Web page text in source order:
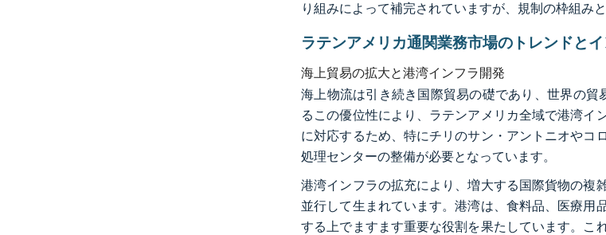
り組みによって補完されていますが、規制の枠組み
ラテンアメリカ通関業務市場のトレンドと
海上貿易の拡大と港湾インフラ開発
海上物流は引き続き国際貿易の礎であり、世界の貿
るこの優位性により、ラテンアメリカ全域で港湾
に対応するため、特にチリのサン・アントニオやコ
処理センターの整備が必要となっています。
港湾インフラの拡充により、増大する国際貨物の複
並行して生まれています。港湾は、食料品、医療
する上でますます重要な役割を果たしています。こ